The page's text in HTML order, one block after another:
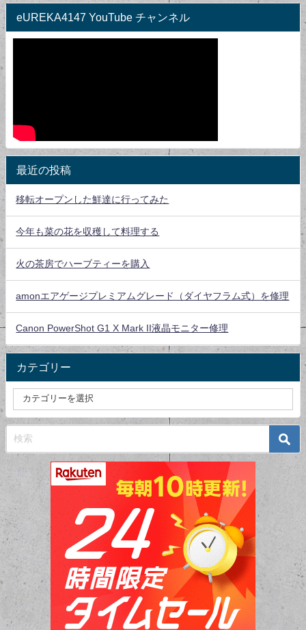
eUREKA4147 YouTube チャンネル
最近の投稿
移転オープンした鮮達に行ってみた
今年も菜の花を収穫して料理する
火の茶房でハーブティーを購入
amonエアゲージプレミアムグレード（ダイヤフラム式）を修理
Canon PowerShot G1 X Mark II液晶モニター修理
カテゴリー